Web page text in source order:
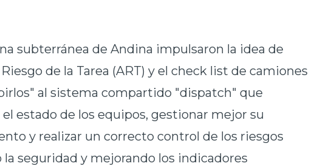
subterránea de Andina impulsaron la idea de
de la Tarea (ART) y el check list de camiones
al sistema compartido "dispatch" que
estado de los equipos, gestionar mejor su
y realizar un correcto control de los riesgos
seguridad y mejorando los indicadores